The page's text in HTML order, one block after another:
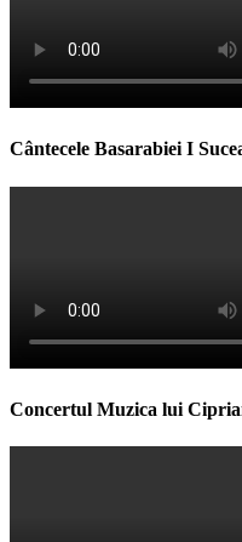
Cântecele Basarabiei I
Concertul Muzica lui